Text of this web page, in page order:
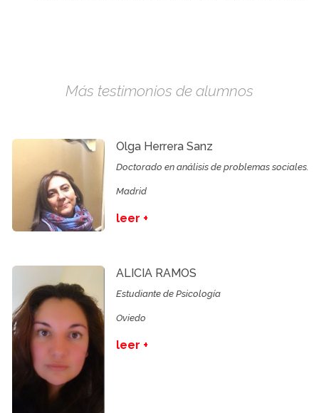
Más testimonios de alumnos
Olga Herrera Sanz
Doctorado en análisis de problemas sociales.
Madrid
leer +
ALICIA RAMOS
Estudiante de Psicología
Oviedo
leer +